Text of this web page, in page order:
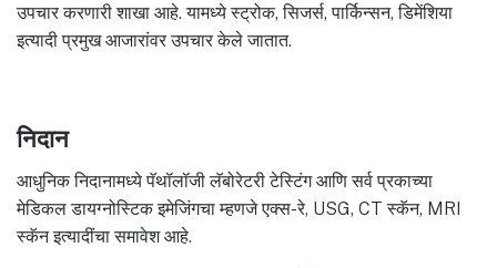
उपचार करणारी शाखा आहे. यामध्ये स्ट्रोक, सिजर्स, पार्किन्सन, डिमेंशिया
इत्यादी प्रमुख आजारांवर उपचार केले जातात.
निदान
आधुनिक निदानामध्ये पॅथॉलॉजी लॅबोरेटरी टेस्टिंग आणि सर्व प्रकाच्या
मेडिकल डायग्नोस्टिक इमेजिंगचा म्हणजे एक्स-रे, USG, CT स्कॅन, MRI
स्कॅन इत्यादींचा समावेश आहे.